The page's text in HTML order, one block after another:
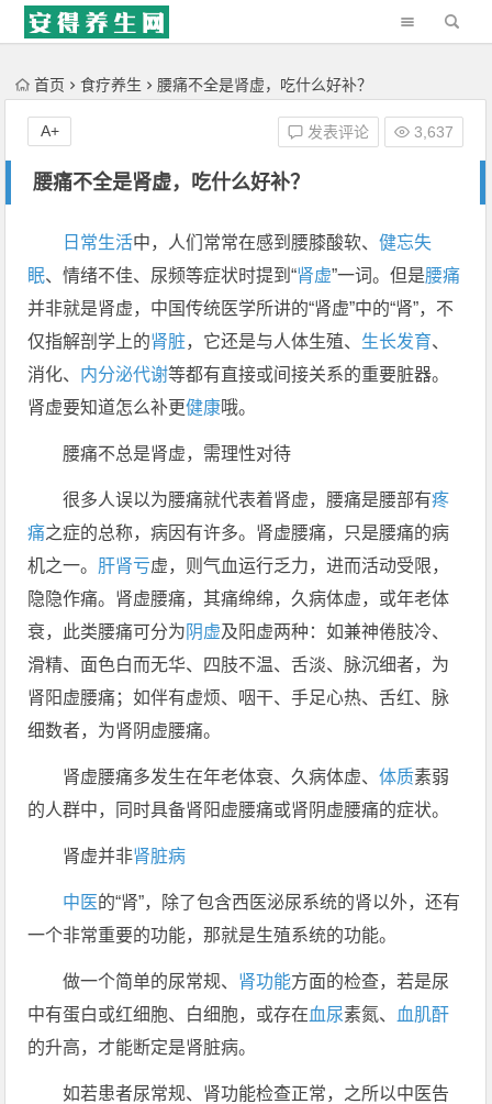
'); })();
首页 食疗养生 腰痛不全是肾虚，吃什么好补？
腰痛不全是肾虚，吃什么好补？
发表评论 3,637
A+
日常生活中，人们常常在感到腰膝酸软、健忘失
眠、情绪不佳、尿频等症状时提到“肾虚”一词。但是腰痛
并非就是肾虚，中国传统医学所讲的“肾虚”中的“肾”，不
仅指解剖学上的肾脏，它还是与人体生殖、 生长发育、
消化、 内分泌代谢等都有直接或间接关系的重要脏器。
肾虚要知道怎么补更健康哦。
腰痛不总是肾虚，需理性对待
很多人误以为腰痛就代表着肾虚，腰痛是腰部有疼
痛之症的总称，病因有许多。肾虚腰痛，只是腰痛的病
机之一。 肝肾亏虚，则气血运行乏力，进而活动受限，
隐隐作痛。肾虚腰痛，其痛绵绵，久病体虚，或年老体
衰，此类腰痛可分为 阴虚及阳虚两种：如兼神倦肢冷、
滑精、面色白而无华、四肢不温、舌淡、脉沉细者，为
肾阳虚腰痛；如伴有虚烦、咽干、手足心热、舌红、脉
细数者，为肾阴虚腰痛。
肾虚腰痛多发生在年老体衰、久病体虚、体质素弱
的人群中，同时具备肾阳虚腰痛或肾阴虚腰痛的症状。
肾虚并非肾脏病
中医的“肾”，除了包含西医泌尿系统的肾以外，还有
一个非常重要的功能，那就是生殖系统的功能。
做一个简单的尿常规、 肾功能方面的检查，若是尿
中有蛋白或红细胞、白细胞，或存在血尿素氮、 血肌酐
的升高，才能断定是肾脏病。
如若患者尿常规、肾功能检查正常，之所以中医告